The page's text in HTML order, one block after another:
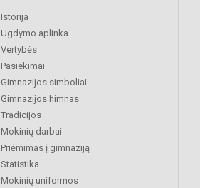
Istorija
Ugdymo aplinka
Vertybės
Pasiekimai
Gimnazijos simboliai
Gimnazijos himnas
Tradicijos
Mokinių darbai
Priėmimas į gimnaziją
Statistika
Mokinių uniformos